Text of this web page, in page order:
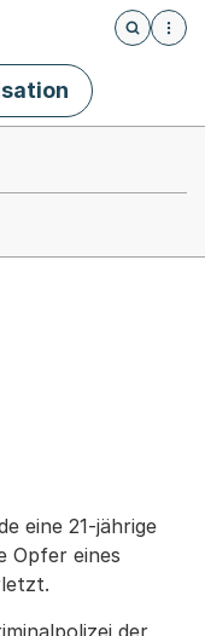
Öffnet
eine 21-jährige
Opfer eines
der